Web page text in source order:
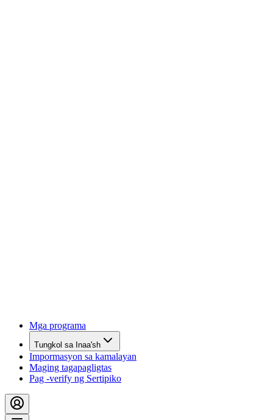
Mga programa
Tungkol sa Inaa'sh
Impormasyon sa kamalayan
Maging tagapagligtas
Pag -verify ng Sertipiko